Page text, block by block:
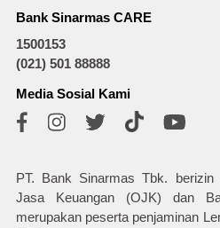
Bank Sinarmas CARE
1500153
(021) 501 88888
Media Sosial Kami
PT. Bank Sinarmas Tbk.
Jasa Keuangan (OJK) dan
merupakan peserta penjaminan